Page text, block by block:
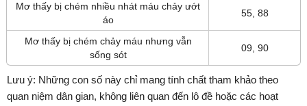
Mơ thấy bị chém nhiều nhát máu chảy ướt
áo
55, 88
Mơ thấy bị chém chảy máu nhưng vẫn
sống sót
09, 90
Lưu ý: Những con số này chỉ mang tính chất tham khảo theo
quan niệm dân gian, không liên quan đến lô đề hoặc các hoạt